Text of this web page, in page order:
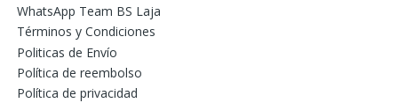
WhatsApp Team BS Laja
Términos y Condiciones
Politicas de Envío
Política de reembolso
Política de privacidad